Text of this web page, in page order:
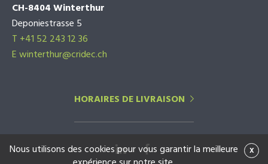
CH-8404 Winterthur
Deponiestrasse 5
T +41 52 243 12 36
E winterthur@cridec.ch
HORAIRES DE LIVRAISON
x
Nous utilisons des cookies pour vous garantir la meilleure